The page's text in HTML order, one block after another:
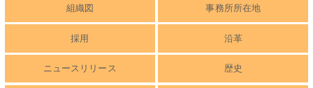
組織図 事務所所在地
採用 沿革
ニュースリリース 歴史